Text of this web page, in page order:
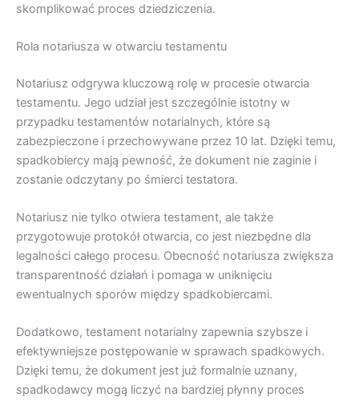
skomplikować proces dziedziczenia.
Rola notariusza w otwarciu testamentu
Notariusz odgrywa kluczową rolę w procesie otwarcia
testamentu. Jego udział jest szczególnie istotny w
przypadku testamentów notarialnych, które są
zabezpieczone i przechowywane przez 10 lat. Dzięki temu,
spadkobiercy mają pewność, że dokument nie zaginie i
zostanie odczytany po śmierci testatora.
Notariusz nie tylko otwiera testament, ale także
przygotowuje protokół otwarcia, co jest niezbędne dla
legalności całego procesu. Obecność notariusza zwiększa
transparentność działań i pomaga w uniknięciu
ewentualnych sporów między spadkobiercami.
Dodatkowo, testament notarialny zapewnia szybsze i
efektywniejsze postępowanie w sprawach spadkowych.
Dzięki temu, że dokument jest już formalnie uznany,
spadkodawcy mogą liczyć na bardziej płynny proces